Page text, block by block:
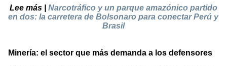
Lee más | Narcotráfico y un parque amazónico partido
en dos: la carretera de Bolsonaro para conectar Perú y
Brasil
Minería: el sector que más demanda a los defensores